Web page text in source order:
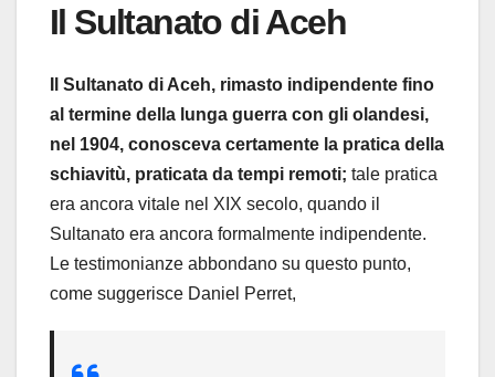
Il Sultanato di Aceh
Il Sultanato di Aceh, rimasto indipendente fino
al termine della lunga guerra con gli olandesi,
nel 1904, conosceva certamente la pratica della
schiavitù, praticata da tempi remoti; tale pratica
era ancora vitale nel XIX secolo, quando il
Sultanato era ancora formalmente indipendente.
Le testimonianze abbondano su questo punto,
come suggerisce Daniel Perret,